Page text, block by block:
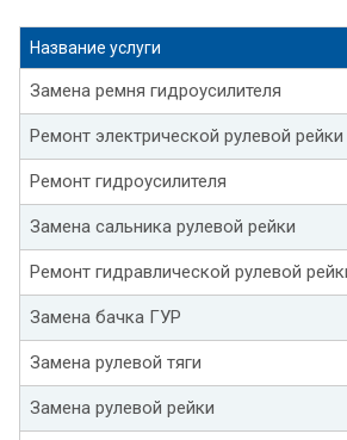
Название услуги
Замена ремня гидроусилителя
Ремонт электрической рулевой рейки
Ремонт гидроусилителя
Замена сальника рулевой рейки
Ремонт гидравлической рулевой
Замена бачка ГУР
Замена рулевой тяги
Замена рулевой рейки